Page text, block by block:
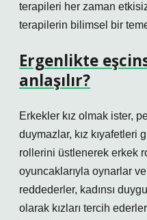
terapileri her zaman
terapilerin bilimsel bir
Ergenlikte
anlaşılır?
Erkekler kız olmak ister,
duymazlar, kız kıyafetleri
rollerini üstlenerek erkek
oyuncaklarıyla oynarlar
reddederler, kadınsı
olarak kızları tercih